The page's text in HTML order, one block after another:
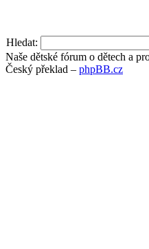
Hledat:
Naše dětské fórum o dětech a
Český překlad – phpBB.cz